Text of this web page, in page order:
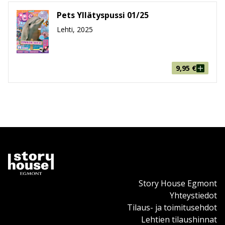
myös jokin villieläin joko kaukaa maailmalta tai
lähempää Pohjolasta. Petsin sivuilta löytyy
säännöllisesti hauskoja eläinaiheisia vinkkejä, uutisia ja
tehtäviä.
Pets Yllätyspussi 01/25
Lehti, 2025
9,95 €
Story House Egmont
Yhteystiedot
Tilaus- ja toimitusehdot
Lehtien tilaushinnat